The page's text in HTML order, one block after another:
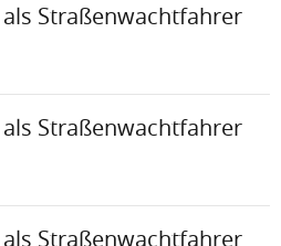
Straßenwachtfahrer
Straßenwachtfahrer
Straßenwachtfahrer